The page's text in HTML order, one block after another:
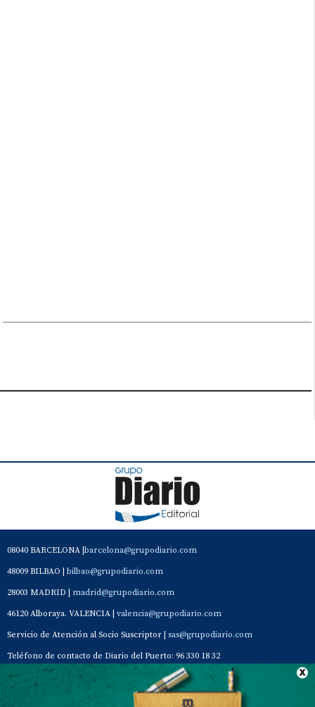
08040 BARCELONA | barcelona@grupodiario.com
48009 BILBAO | bilbao@grupodiario.com
28003 MADRID | madrid@grupodiario.com
46120 Alboraya. VALENCIA | valencia@grupodiario.com
Servicio de Atención al Socio Suscriptor | sas@grupodiario.com
Teléfono de contacto de Diario del Puerto: 96 330 18 32
Contacto Aviso Legal Quiénes somos Política de privacidad